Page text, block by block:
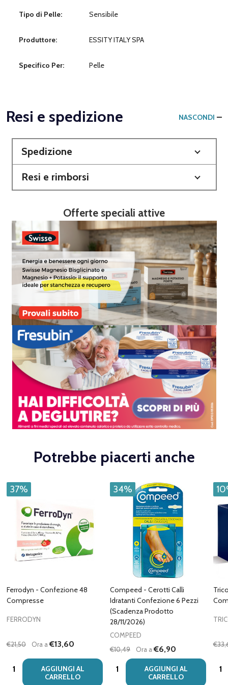
Tipo di Pelle: Sensibile
Produttore: ESSITY ITALY SPA
Specifico Per: Pelle
Resi e spedizione NASCONDI
Spedizione
Resi e rimborsi
Offerte speciali attive
Potrebbe piacerti anche
37%
Ferrodyn - Confezione 48
Compresse
FERRODYN
€21,50 Ora a€13,60
Quantità:
AGGIUNGI AL
CARRELLO
34%
Compeed - Cerotti Calli
Idratanti Confezione 6 Pezzi
(Scadenza Prodotto
28/11/2026)
COMPEED
€10,49
Ora a€6,90
Quantità:
AGGIUNGI AL
CARRELLO